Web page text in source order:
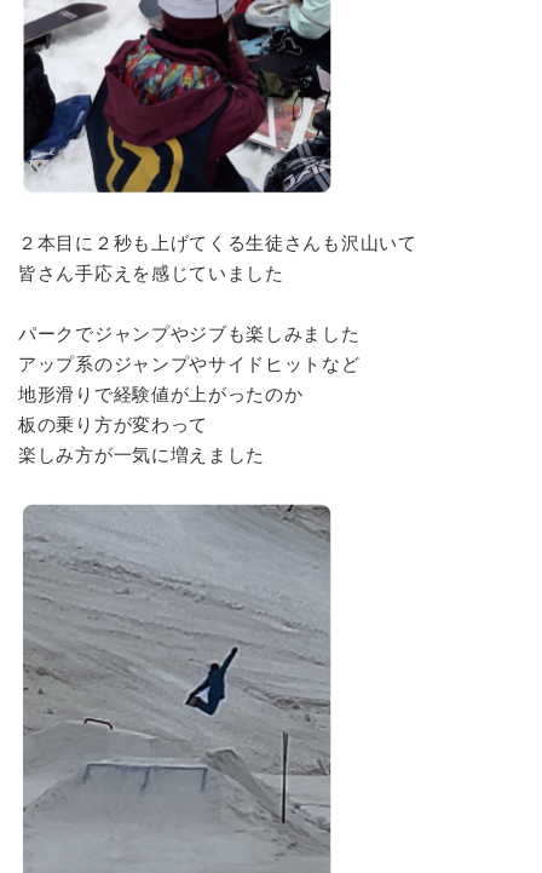
２本目に２秒も上げてくる生徒さんも沢山いて
皆さん手応えを感じていました
パークでジャンプやジブも楽しみました
アップ系のジャンプやサイドヒットなど
地形滑りで経験値が上がったのか
板の乗り方が変わって
楽しみ方が一気に増えました